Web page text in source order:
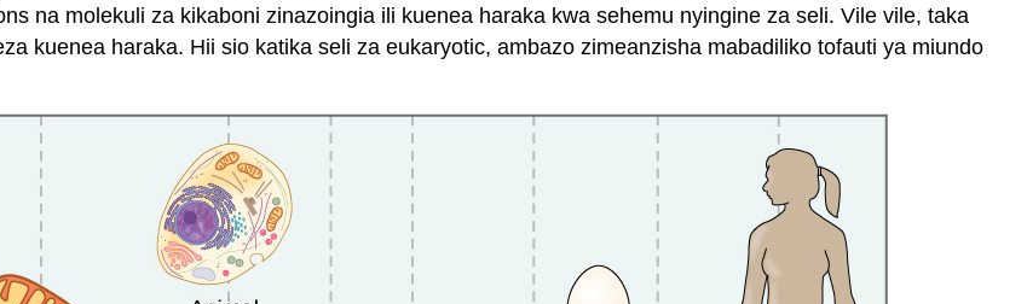
na molekuli za kikaboni zinazoingia ili kuenea haraka kwa sehemu nyingine za seli. Vile vile, taka
kuenea haraka. Hii sio katika seli za eukaryotic, ambazo zimeanzisha mabadiliko tofauti ya miundo